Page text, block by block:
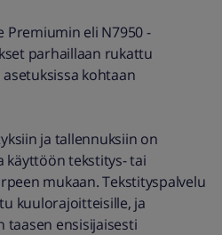
Premiumin eli N7950 -
parhaillaan rukattu
kohtaan
ja tallennuksiin on
käyttöön tekstitys- tai
mukaan. Tekstityspalvelu
kuulorajoitteisille, ja
taasen ensisijaisesti